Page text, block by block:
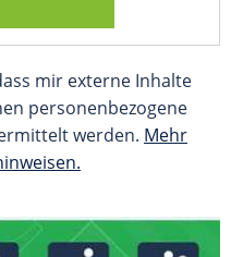
mir externe Inhalte
personenbezogene
werden. Mehr